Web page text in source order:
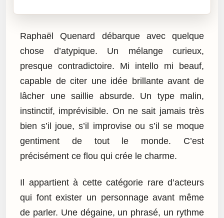
Raphaël Quenard débarque avec quelque
chose d’atypique. Un mélange curieux,
presque contradictoire. Mi intello mi beauf,
capable de citer une idée brillante avant de
lâcher une saillie absurde. Un type malin,
instinctif, imprévisible. On ne sait jamais très
bien s’il joue, s’il improvise ou s’il se moque
gentiment de tout le monde. C’est
précisément ce flou qui crée le charme.
Il appartient à cette catégorie rare d’acteurs
qui font exister un personnage avant même
de parler. Une dégaine, un phrasé, un rythme